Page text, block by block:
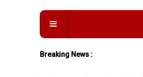
Breaking News :